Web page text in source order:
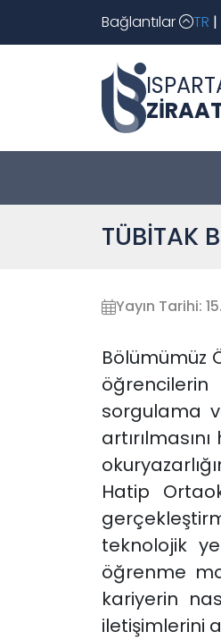
Bağlantılar TR |
Yayın Tarihi:
Bölümümüz
sorgulama
Hatip
teknolojik
öğrenme
kariyerin
iletişimlerini